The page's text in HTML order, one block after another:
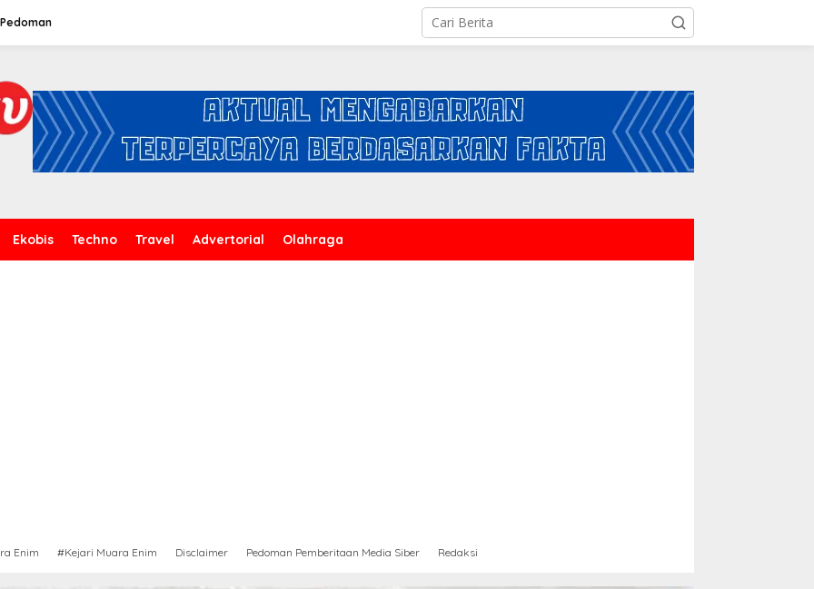
Pedoman
Ekobis Techno Travel Advertorial Olahraga
Enim #Kejari Muara Enim Disclaimer Pedoman Pemberitaan Media Siber Redaksi